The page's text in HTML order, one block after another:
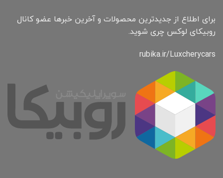
برای اطلاع از جدیدترین محصولات و آخرین خبرها عضو کانال
روبیکای لوکس چری شوید.
rubika.ir/Luxcherycars